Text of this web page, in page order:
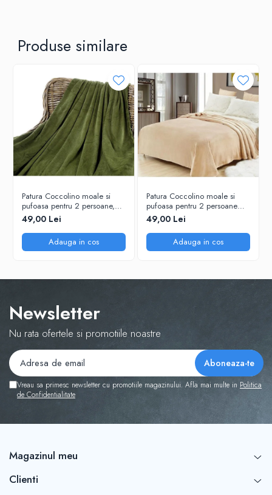
Produse similare
Patura Coccolino moale si
pufoasa pentru 2 persoane,
200X230 cm, Verde
49,00 Lei
Adauga in cos
Patura Coccolino moale si
pufoasa pentru 2 persoane
200X230 cm Bej
49,00 Lei
Adauga in cos
Newsletter
Nu rata ofertele si promotiile noastre
Vreau sa primesc newsletter cu promotiile magazinului. Afla mai multe in Politica
de Confidentialitate
Magazinul meu
Clienti